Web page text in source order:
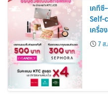
เคทีซี
Self-
เครื่อ
7